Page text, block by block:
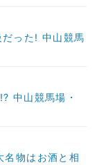
った! 中山競馬
中山競馬場・
名物はお酒と相